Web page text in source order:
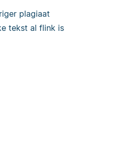
plagiaat
tekst al flink is